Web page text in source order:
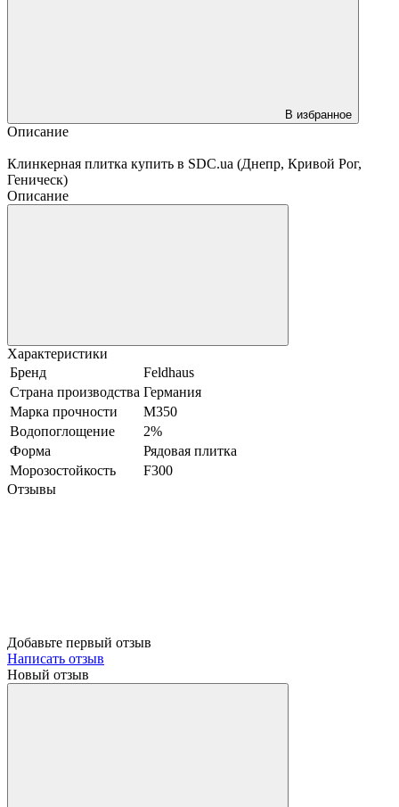
В избранное
Описание
Клинкерная плитка купить в SDC.ua (Днепр, Кривой Рог,
Геническ)
Описание
Характеристики
Бренд
Feldhaus
Страна производства Германия
Марка прочности
М350
Водопоглощение
2%
Форма
Рядовая плитка
Морозостойкость
F300
Отзывы
Добавьте первый отзыв
Написать отзыв
Новый отзыв